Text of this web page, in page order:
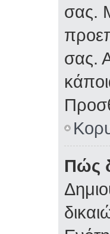
σας.
σας.
Πώς